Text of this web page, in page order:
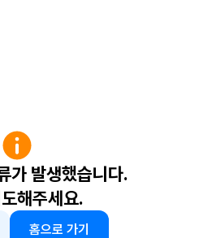
가 발생했습니다.
해주세요.
홈으로 가기